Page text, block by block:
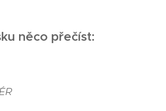
něco přečíst: